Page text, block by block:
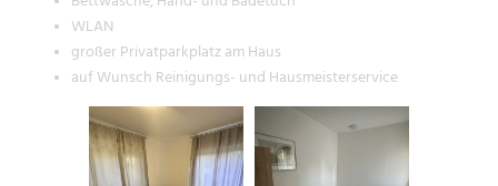
WLAN
großer Privatparkplatz am Haus
auf Wunsch Reinigungs- und Hausmeisterservice